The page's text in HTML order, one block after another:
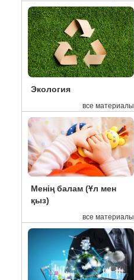
Экология
все материалы
Менің балам (Ұл мен
қыз)
все материалы